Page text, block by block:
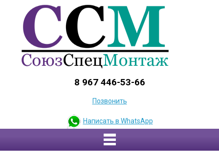
8 967 446-53-66
Позвонить
Написать в WhatsApp